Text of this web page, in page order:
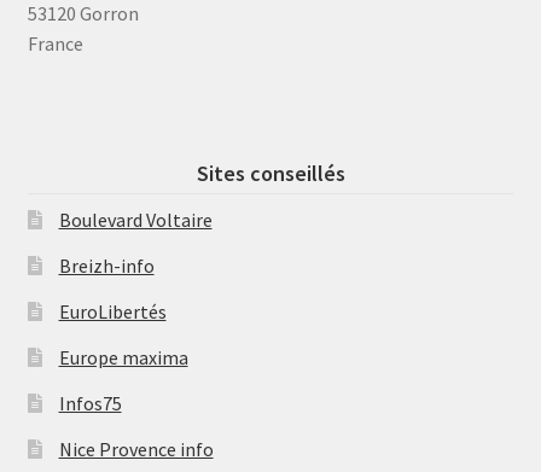
53120 Gorron
France
Sites conseillés
Boulevard Voltaire
Breizh-info
EuroLibertés
Europe maxima
Infos75
Nice Provence info